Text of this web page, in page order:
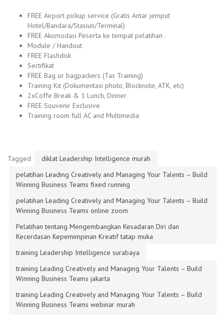
FREE Airport pickup service (Gratis Antar jemput
Hotel/Bandara/Stasiun/Terminal)
FREE Akomodasi Peserta ke tempat pelatihan .
Module / Handout
FREE Flashdisk
Sertifikat
FREE Bag or bagpackers (Tas Training)
Training Kit (Dokumentasi photo, Blocknote, ATK, etc)
2xCoffe Break & 1 Lunch, Dinner
FREE Souvenir Exclusive
Training room full AC and Multimedia
Tagged
diklat Leadership Intelligence murah
pelatihan Leading Creatively and Managing Your Talents – Build
Winning Business Teams fixed running
pelatihan Leading Creatively and Managing Your Talents – Build
Winning Business Teams online zoom
Pelatihan tentang Mengembangkan Kesadaran Diri dan
Kecerdasan Kepemimpinan Kreatif tatap muka
training Leadership Intelligence surabaya
training Leading Creatively and Managing Your Talents – Build
Winning Business Teams jakarta
training Leading Creatively and Managing Your Talents – Build
Winning Business Teams webinar murah